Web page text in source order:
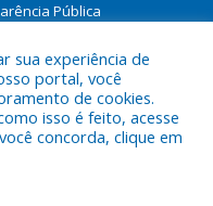
Pública
Municipal de
sua experiência de
portal, você
de cookies.
isso é feito, acesse
concorda, clique em